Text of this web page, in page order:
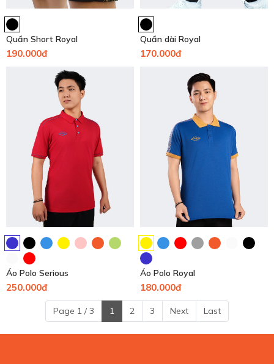
Quần Short Royal
190.000đ
Quần dài Royal
170.000đ
Áo Polo Serious
250.000đ
Áo Polo Royal
180.000đ
Page 1 / 3 1 2 3 Next Last